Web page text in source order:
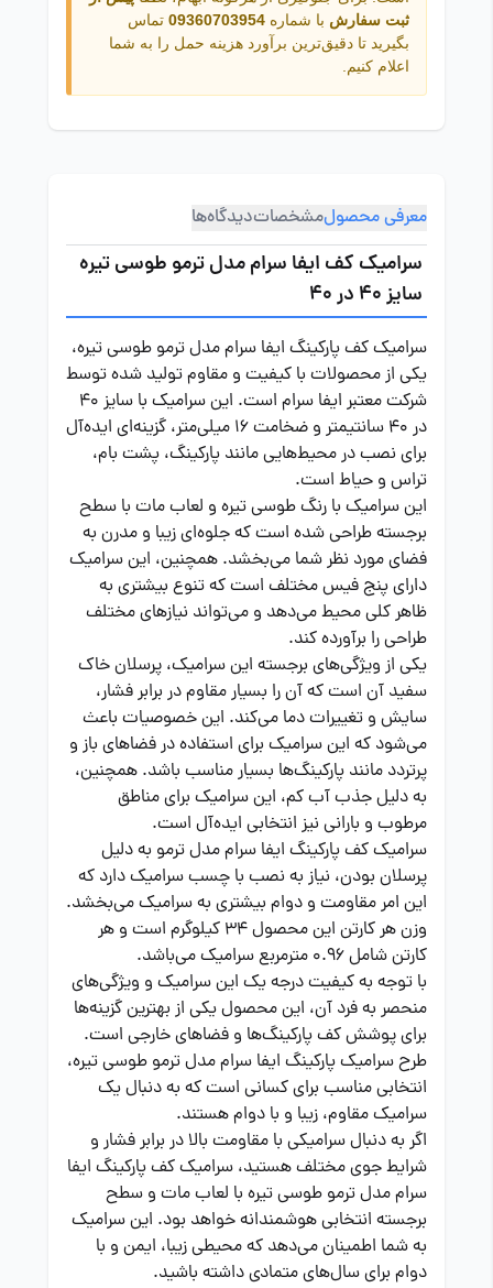
ثبت سفارش با شماره 09360703954 تماس
بگیرید تا دقیق‌ترین برآورد هزینه حمل را به شما
اعلام کنیم.
معرفی محصولمشخصاتدیدگاه‌ها
سرامیک کف ایفا سرام مدل ترمو طوسی تیره
سایز 40 در 40
سرامیک کف پارکینگ ایفا سرام مدل ترمو طوسی تیره،
یکی از محصولات با کیفیت و مقاوم تولید شده توسط
شرکت معتبر ایفا سرام است. این سرامیک با سایز 40
در 40 سانتیمتر و ضخامت 16 میلی‌متر، گزینه‌ای ایده‌آل
برای نصب در محیط‌هایی مانند پارکینگ، پشت بام،
تراس و حیاط است.
این سرامیک با رنگ طوسی تیره و لعاب مات با سطح
برجسته طراحی شده است که جلوه‌ای زیبا و مدرن به
فضای مورد نظر شما می‌بخشد. همچنین، این سرامیک
دارای پنج فیس مختلف است که تنوع بیشتری به
ظاهر کلی محیط می‌دهد و می‌تواند نیازهای مختلف
طراحی را برآورده کند.
یکی از ویژگی‌های برجسته این سرامیک، پرسلان خاک
سفید آن است که آن را بسیار مقاوم در برابر فشار،
سایش و تغییرات دما می‌کند. این خصوصیات باعث
می‌شود که این سرامیک برای استفاده در فضاهای باز و
پرتردد مانند پارکینگ‌ها بسیار مناسب باشد. همچنین،
به دلیل جذب آب کم، این سرامیک برای مناطق
مرطوب و بارانی نیز انتخابی ایده‌آل است.
سرامیک کف پارکینگ ایفا سرام مدل ترمو به دلیل
پرسلان بودن، نیاز به نصب با چسب سرامیک دارد که
این امر مقاومت و دوام بیشتری به سرامیک می‌بخشد.
وزن هر کارتن این محصول 34 کیلوگرم است و هر
کارتن شامل 0.96 مترمربع سرامیک می‌باشد.
با توجه به کیفیت درجه یک این سرامیک و ویژگی‌های
منحصر به فرد آن، این محصول یکی از بهترین گزینه‌ها
برای پوشش کف پارکینگ‌ها و فضاهای خارجی است.
طرح سرامیک پارکینگ ایفا سرام مدل ترمو طوسی تیره،
انتخابی مناسب برای کسانی است که به دنبال یک
سرامیک مقاوم، زیبا و با دوام هستند.
اگر به دنبال سرامیکی با مقاومت بالا در برابر فشار و
شرایط جوی مختلف هستید، سرامیک کف پارکینگ ایفا
سرام مدل ترمو طوسی تیره با لعاب مات و سطح
برجسته انتخابی هوشمندانه خواهد بود. این سرامیک
به شما اطمینان می‌دهد که محیطی زیبا، ایمن و با
دوام برای سال‌های متمادی داشته باشید.